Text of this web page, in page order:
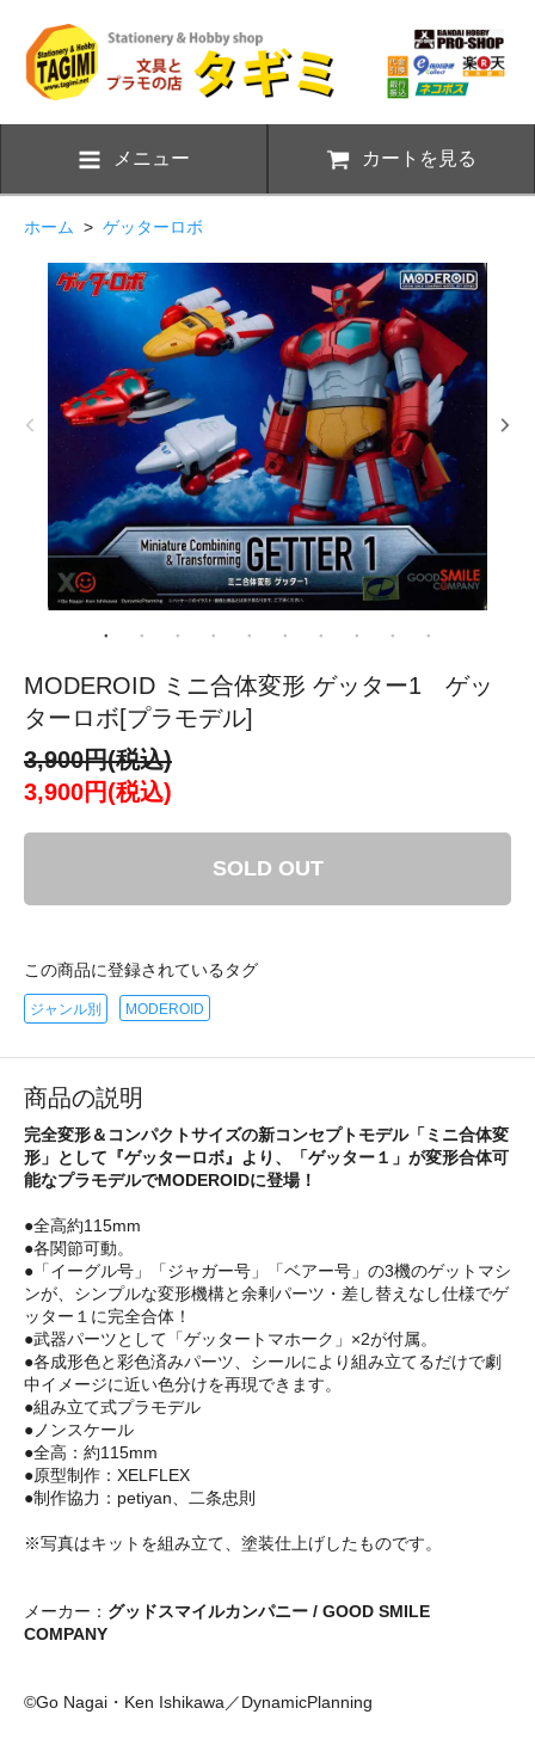
メニュー カートを見る
ホーム > ゲッターロボ
MODEROID ミニ合体変形 ゲッター1 ゲッ
ターロボ[プラモデル]
3,900円(税込)
3,900円(税込)
SOLD OUT
この商品に登録されているタグ
ジャンル別 MODEROID
商品の説明
完全変形＆コンパクトサイズの新コンセプトモデル「ミニ合体変
形」として『ゲッターロボ』より、「ゲッター１」が変形合体可
能なプラモデルでMODEROIDに登場！
●全高約115mm
●各関節可動。
●「イーグル号」「ジャガー号」「ベアー号」の3機のゲットマシ
ンが、シンプルな変形機構と余剰パーツ・差し替えなし仕様でゲ
ッター１に完全合体！
●武器パーツとして「ゲッタートマホーク」×2が付属。
●各成形色と彩色済みパーツ、シールにより組み立てるだけで劇
中イメージに近い色分けを再現できます。
●組み立て式プラモデル
●ノンスケール
●全高：約115mm
●原型制作：XELFLEX
●制作協力：petiyan、二条忠則
※写真はキットを組み立て、塗装仕上げしたものです。
メーカー： グッドスマイルカンパニー / GOOD SMILE
COMPANY
©Go Nagai・Ken Ishikawa／DynamicPlanning